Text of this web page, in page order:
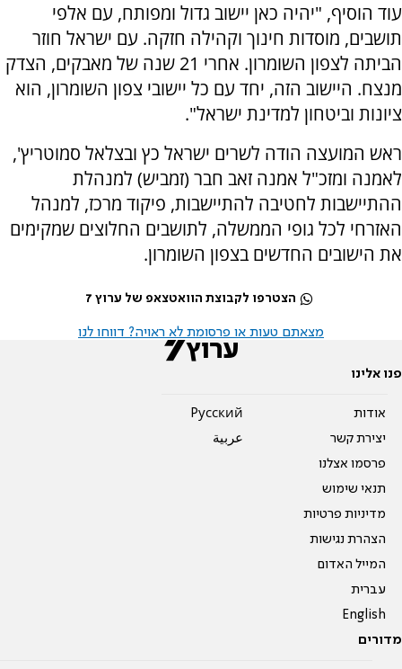
עוד הוסיף, "יהיה כאן יישוב גדול ומפותח, עם אלפי
תושבים, מוסדות חינוך וקהילה חזקה. עם ישראל חוזר
הביתה לצפון השומרון. אחרי 21 שנה של מאבקים, הצדק
מנצח. היישוב הזה, יחד עם כל יישובי צפון השומרון, הוא
ציונות וביטחון למדינת ישראל".
ראש המועצה הודה לשרים ישראל כץ ובצלאל סמוטריץ',
לאמנה ומזכ"ל אמנה זאב חבר (זמביש) למנהלת
ההתיישבות לחטיבה להתיישבות, פיקוד מרכז, למנהל
האזרחי לכל גופי הממשלה, לתושבים החלוצים שמקימים
את הישובים החדשים בצפון השומרון.
הצטרפו לקבוצת הוואטצאפ של ערוץ 7
מצאתם טעות או פרסומת לא ראויה? דווחו לנו
פנו אלינו
אודות
יצירת קשר
פרסמו אצלנו
תנאי שימוש
מדיניות פרטיות
הצהרת נגישות
המייל האדום
עברית
English
Pусский
عربية
מדורים